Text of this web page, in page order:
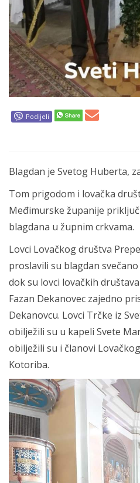
Podijeli
Blagdan je Svetog Huberta,
Tom prigodom i lovačka
Međimurske županije
blagdana u župnim crkvama.
Lovci Lovačkog društva
proslavili su blagdan
dok su lovci lovačkih
Fazan Dekanovec zajedno
Dekanovcu. Lovci Trčke iz
obilježili su u kapeli Svete
obilježili su i članovi
Kotoriba.